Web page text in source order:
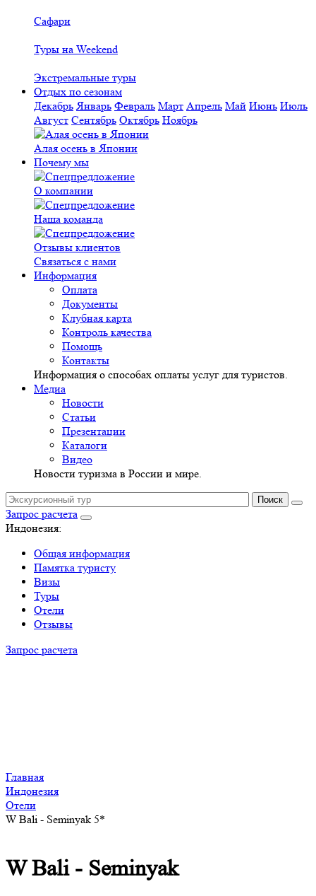
Сафари
Туры на Weekend
Экстремальные туры
Отдых по сезонам
Декабрь Январь Февраль Март Апрель Май Июнь Июль
Август Сентябрь Октябрь Ноябрь
Алая осень в Японии
Почему мы
О компании
Наша команда
Отзывы клиентов
Связаться с нами
Информация
Оплата
Документы
Клубная карта
Контроль качества
Помощь
Контакты
Информация о способах оплаты услуг для туристов.
Медиа
Новости
Статьи
Презентации
Каталоги
Видео
Новости туризма в России и мире.
Запрос расчета
Индонезия:
Общая информация
Памятка туристу
Визы
Туры
Отели
Отзывы
Запрос расчета
Главная
Индонезия
Отели
W Bali - Seminyak 5*
W Bali - Seminyak